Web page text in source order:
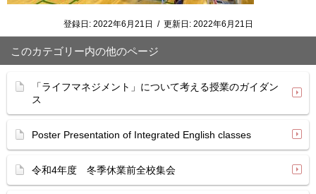
登録日: 2022年6月21日 / 更新日: 2022年6月21日
このカテゴリー内の他のページ
「ライフマネジメント」について考える授業のガイダン
ス
Poster Presentation of Integrated English classes
令和4年度 冬季休業前全校集会